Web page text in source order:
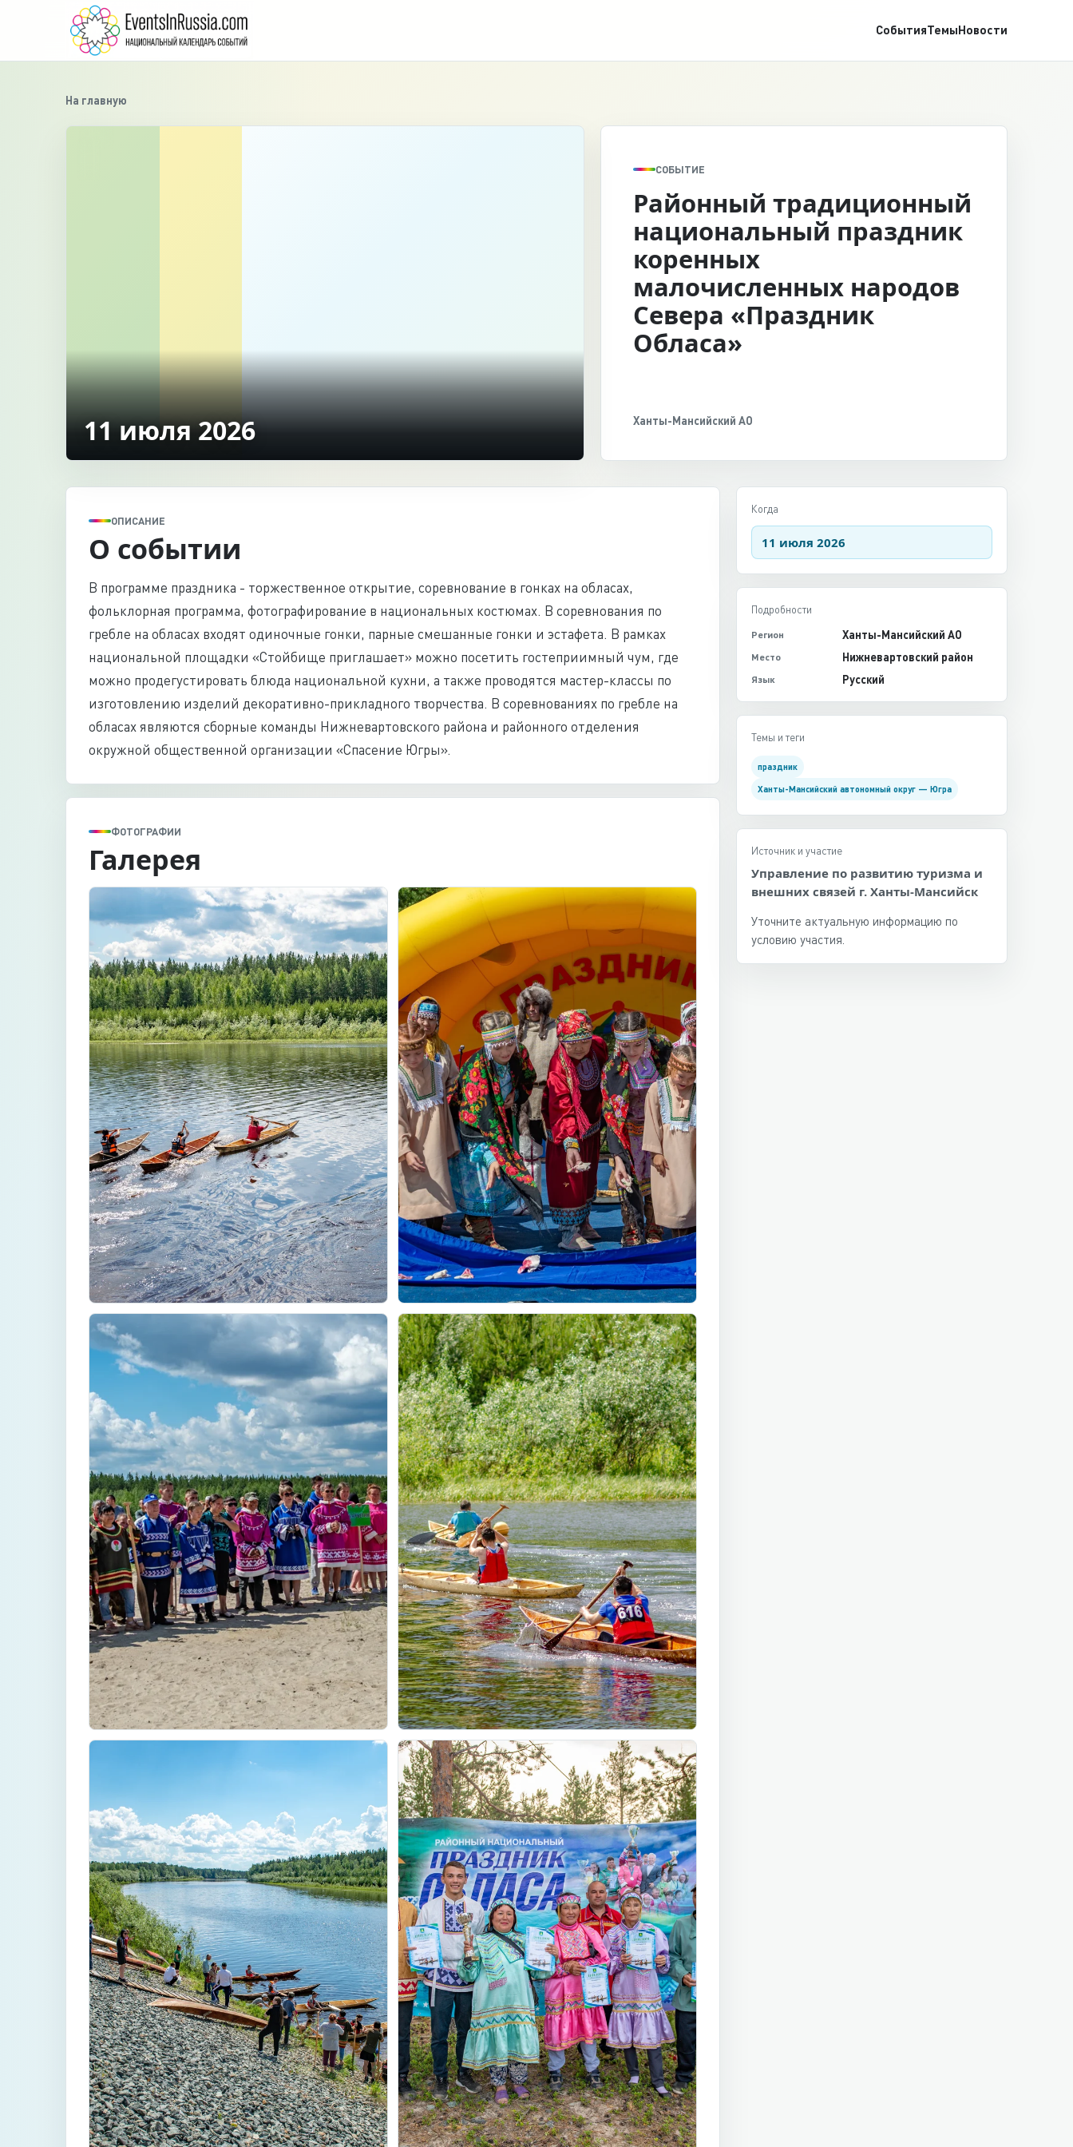
СобытияТемыНовости
На главную
‹
11 июля 2026
СОБЫТИЕ
Районный традиционный
национальный праздник
коренных
малочисленных народов
Севера «Праздник
Обласа»
Ханты-Мансийский АО
ОПИСАНИЕ
О событии
В программе праздника - торжественное открытие, соревнование в гонках на обласах,
фольклорная программа, фотографирование в национальных костюмах. В соревнования по
гребле на обласах входят одиночные гонки, парные смешанные гонки и эстафета. В рамках
национальной площадки «Стойбище приглашает» можно посетить гостеприимный чум, где
можно продегустировать блюда национальной кухни, а также проводятся мастер-классы по
изготовлению изделий декоративно-прикладного творчества. В соревнованиях по гребле на
обласах являются сборные команды Нижневартовского района и районного отделения
окружной общественной организации «Спасение Югры».
ФОТОГРАФИИ
Галерея
Когда
11 июля 2026
Подробности
Регион Ханты-Мансийский АО
Место Нижневартовский район
Язык Русский
Темы и теги
праздник
Ханты-Мансийский автономный округ — Югра
Источник и участие
Управление по развитию туризма и
внешних связей г. Ханты-Мансийск
Уточните актуальную информацию по
условию участия.